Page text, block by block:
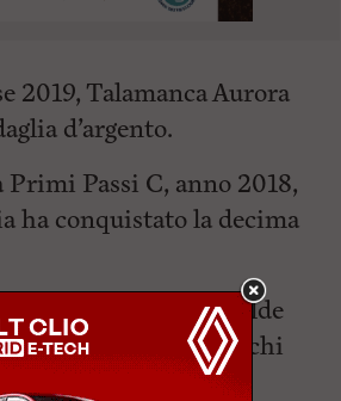
2019, Talamanca Aurora
d’argento.
Primi Passi C, anno 2018,
ha conquistato la decima
2018 B, Falciani Matilde
posizione e Cocchi